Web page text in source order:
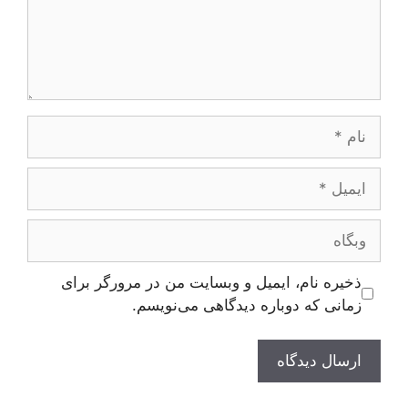
وبگاه
ذخیره نام، ایمیل و وبسایت من در مرورگر برای
زمانی که دوباره دیدگاهی می‌نویسم.